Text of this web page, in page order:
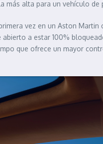
alta para un vehículo
vez en un Aston
a estar 100%
que ofrece un mayor